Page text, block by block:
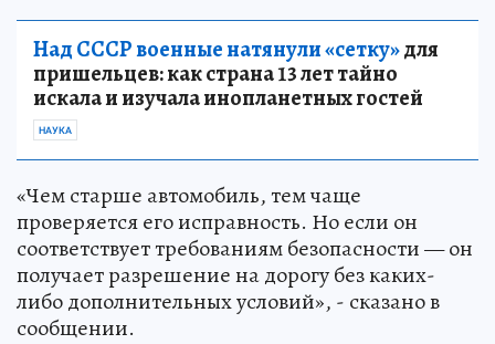
Над СССР военные натянули «сетку»для
пришельцев: как страна 13 лет тайно
искала и изучала инопланетных гостей
НАУКА
«Чем старше автомобиль, тем чаще
проверяется его исправность. Но если он
соответствует требованиям безопасности — он
получает разрешение на дорогу без каких-
либо дополнительных условий», - сказано в
сообщении.